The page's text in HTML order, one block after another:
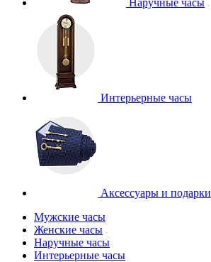
Наручные часы
Интерьерные часы
Аксессуары и подарки
Мужские часы
Женские часы
Наручные часы
Интерьерные часы